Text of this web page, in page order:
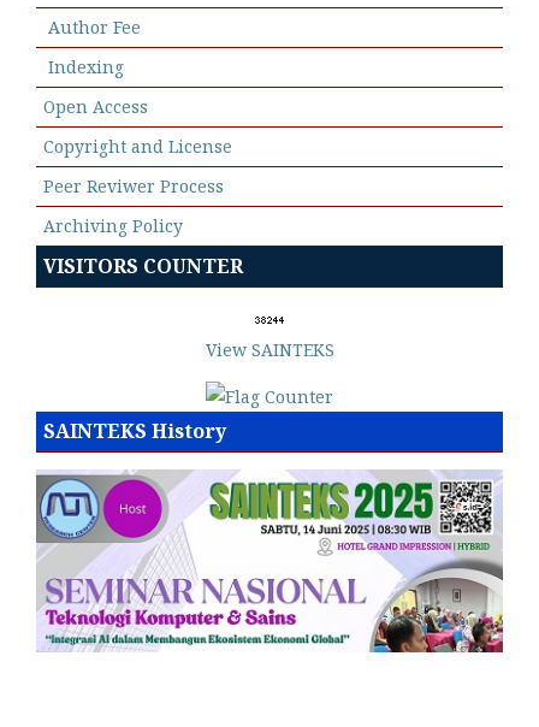
Author Fee
Indexing
Open Access
Copyright and License
Peer Reviwer Process
Archiving Policy
VISITORS COUNTER
View SAINTEKS
SAINTEKS History